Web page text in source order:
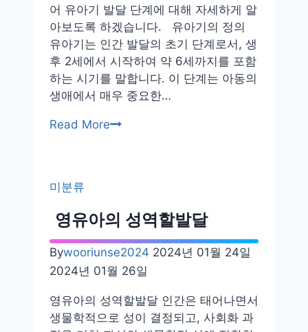
어 유아기 발달 단계에 대해 자세하게 알
아보도록 하겠습니다. 유아기의 정의
유아기는 인간 발달의 초기 단계로서, 생
후 2세에서 시작하여 약 6세까지를 포함
하는 시기를 말합니다. 이 단계는 아동의
생애에서 매우 중요한…
Read More유
단
계
미분류
영유아의 성역할발달
Bywooriunse2024 2024년 01월 24일
2024년 01월 26일
영유아의 성역할발달 인간은 태어나면서
생물학적으로 성이 결정되고, 사회화 과